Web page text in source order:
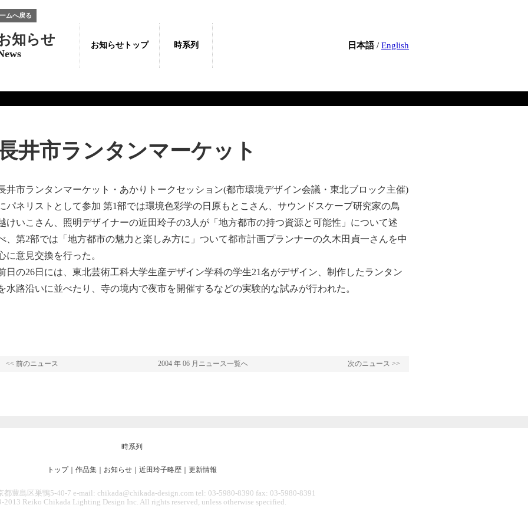
知らせ
ムへ戻る
お知らせトップ 時系列 日本語/ English
井市ランタンマーケット
井市ランタンマーケット・あかりトークセッション(都市環境デザイン会議・東北ブロック主催)
パネリストとして参加 第1部では環境色彩学の日原もとこさん、サウンドスケープ研究家の鳥
けいこさん、照明デザイナーの近田玲子の3人が「地方都市の持つ資源と可能性」について述
、第2部では「地方都市の魅力と楽しみ方に」ついて都市計画プランナーの久木田貞一さんを中
に意見交換を行った。
日の26日には、東北芸術工科大学生産デザイン学科の学生21名がデザイン、制作したランタン
水路沿いに並べたり、寺の境内で夜市を開催するなどの実験的な試みが行われた。
<< 前のニュース 2004 年 06 月ニュース一覧へ 次のニュース >>
時系列
トップ｜ 作品集 お知らせ 近田玲子略歴 更新情報
都豊島区巣鴨5-40-7 e-mail: chikada@chikada-design.com tel: 03-5980-8390 fax: 03-5980-8391
2013 Reiko Chikada Lighting Design Inc. All rights reserved, unless otherwise specified.